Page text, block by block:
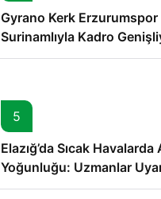
Gyrano Kerk Erzurumspor
Surinamlıyla Kadro
5
Elazığ’da Sıcak
Yoğunluğu: Uzmanlar